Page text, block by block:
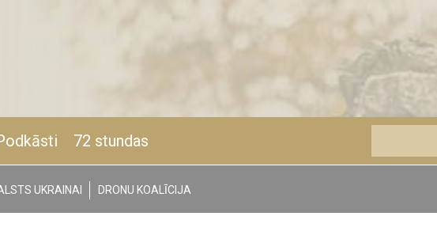
72 stundas
UKRAINAI DRONU KOALĪCIJA